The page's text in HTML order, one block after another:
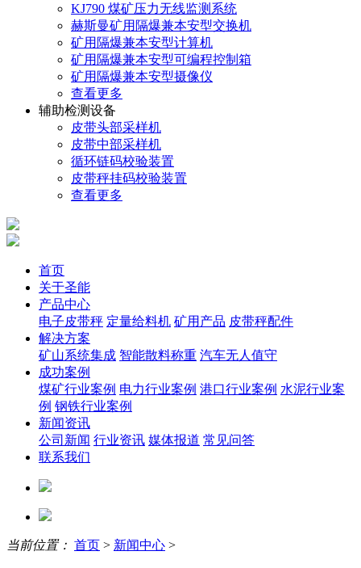
KJ790 煤矿压力无线监测系统
赫斯曼矿用隔爆兼本安型交换机
矿用隔爆兼本安型计算机
矿用隔爆兼本安型可编程控制箱
矿用隔爆兼本安型摄像仪
查看更多
辅助检测设备
皮带头部采样机
皮带中部采样机
循环链码校验装置
皮带秤挂码校验装置
查看更多
首页
关于圣能
产品中心
电子皮带秤 定量给料机 矿用产品 皮带秤配件
解决方案
矿山系统集成 智能散料称重 汽车无人值守
成功案例
煤矿行业案例 电力行业案例 港口行业案例 水泥行业案
例 钢铁行业案例
新闻资讯
公司新闻 行业资讯 媒体报道 常见问答
联系我们
当前位置： 首页 > 新闻中心 >